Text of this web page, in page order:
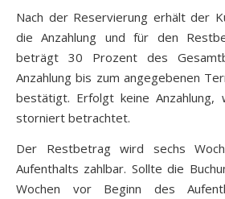
Nach der Reservierung erhält der Kunde Rechnungen für
die Anzahlung und für den
beträgt 30 Prozent des
Anzahlung bis zum angegebenen
bestätigt. Erfolgt keine Anzahlung,
storniert betrachtet.
Der Restbetrag wird sechs
Aufenthalts zahlbar. Sollte die
Wochen vor Beginn des